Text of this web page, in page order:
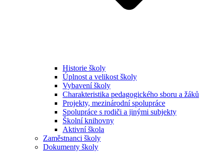
Historie školy
Úplnost a velikost školy
Vybavení školy
Charakteristika pedagogického sboru a žáků
Projekty, mezinárodní spolupráce
Spolupráce s rodiči a jinými subjekty
Školní knihovny
Aktivní škola
Zaměstnanci školy
Dokumenty školy